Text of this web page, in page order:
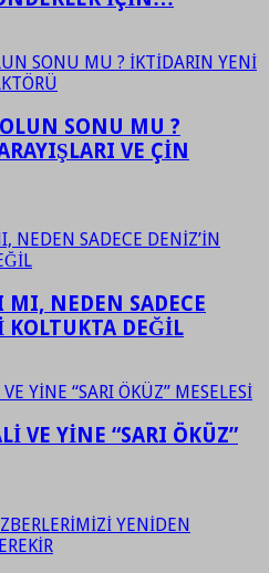
SONU MU ?
VE ÇİN
NEDEN SADECE
KOLTUKTA DEĞİL
VE YİNE “SARI ÖKÜZ”